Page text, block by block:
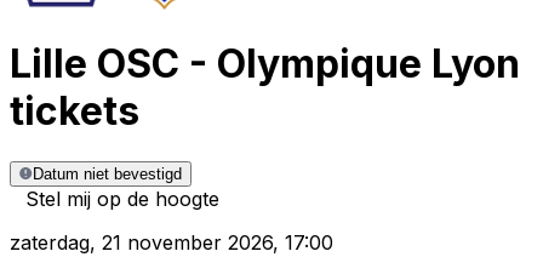
Lille OSC - Olympique Lyon
tickets
Datum niet bevestigd
Stel mij op de hoogte
zaterdag, 21 november 2026, 17:00